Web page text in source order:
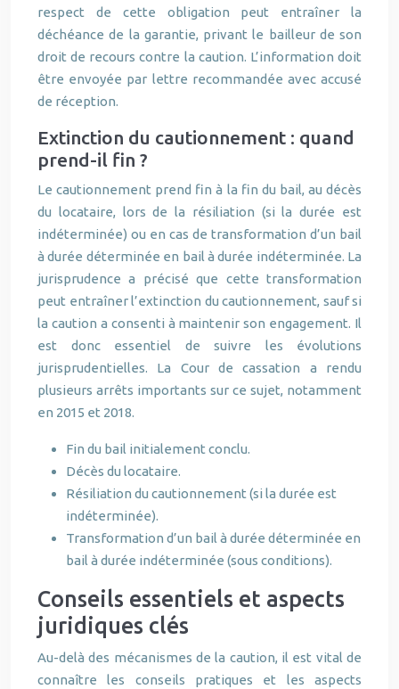
respect de cette obligation peut entraîner la
déchéance de la garantie, privant le bailleur de son
droit de recours contre la caution. L’information doit
être envoyée par lettre recommandée avec accusé
de réception.
Extinction du cautionnement : quand
prend-il fin ?
Le cautionnement prend fin à la fin du bail, au décès
du locataire, lors de la résiliation (si la durée est
indéterminée) ou en cas de transformation d’un bail
à durée déterminée en bail à durée indéterminée. La
jurisprudence a précisé que cette transformation
peut entraîner l’extinction du cautionnement, sauf si
la caution a consenti à maintenir son engagement. Il
est donc essentiel de suivre les évolutions
jurisprudentielles. La Cour de cassation a rendu
plusieurs arrêts importants sur ce sujet, notamment
en 2015 et 2018.
Fin du bail initialement conclu.
Décès du locataire.
Résiliation du cautionnement (si la durée est
indéterminée).
Transformation d’un bail à durée déterminée en
bail à durée indéterminée (sous conditions).
Conseils essentiels et aspects
juridiques clés
Au-delà des mécanismes de la caution, il est vital de
connaître les conseils pratiques et les aspects